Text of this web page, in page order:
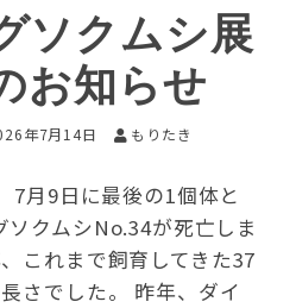
ソクムシ展
お知らせ
年7月14日 もりたき
7月9日に最後の1個体と
ソクムシNo.34が死亡しま
これまで飼育してきた37
さでした。 昨年、ダイ